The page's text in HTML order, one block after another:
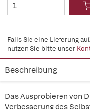
Falls Sie eine Lieferung
nutzen Sie bitte unser
Beschreibung
Das Ausprobieren von
Verbesserung des